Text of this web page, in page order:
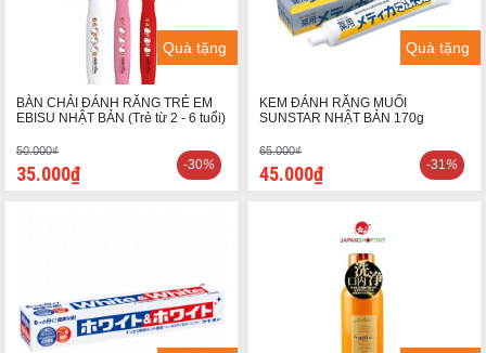
Quà tặng
BÀN CHẢI ĐÁNH RĂNG TRẺ EM
EBISU NHẬT BẢN (Trẻ từ 2 - 6 tuổi)
50.000₫
35.000₫ -30%
Quà tặng
KEM ĐÁNH RĂNG MUỐI
SUNSTAR NHẬT BẢN 170g
65.000₫
45.000₫ -31%